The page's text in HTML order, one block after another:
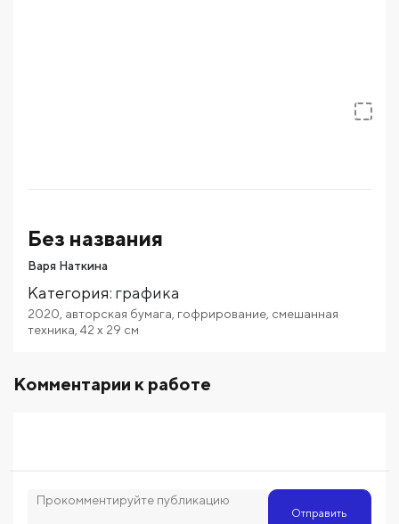
Без названия
Варя Наткина
Категория: графика
2020 авторская бумага гофрирование смешанная
техника 42 x 29 см
Комментарии к работе
Отправить